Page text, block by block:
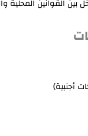
القوانين المحلية
أجنبية)